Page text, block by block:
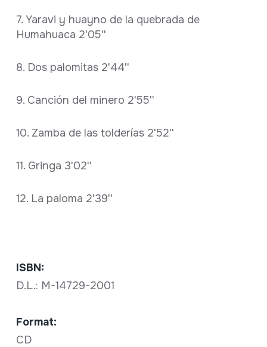
7. Yaravi y huayno de la quebrada de
Humahuaca 2'05''
8. Dos palomitas 2'44''
9. Canción del minero 2'55''
10. Zamba de las tolderías 2'52''
11. Gringa 3'02''
12. La paloma 2'39''
ISBN:
D.L.: M-14729-2001
Format:
CD